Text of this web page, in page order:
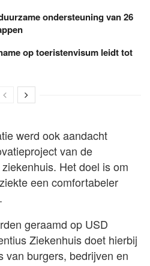
ondersteuning van 26
op toeristenvisum leidt tot
werd ook aandacht
van de
Het doel is om
een comfortabeler
geraamd op USD
Ziekenhuis doet hierbij
van burgers, bedrijven en